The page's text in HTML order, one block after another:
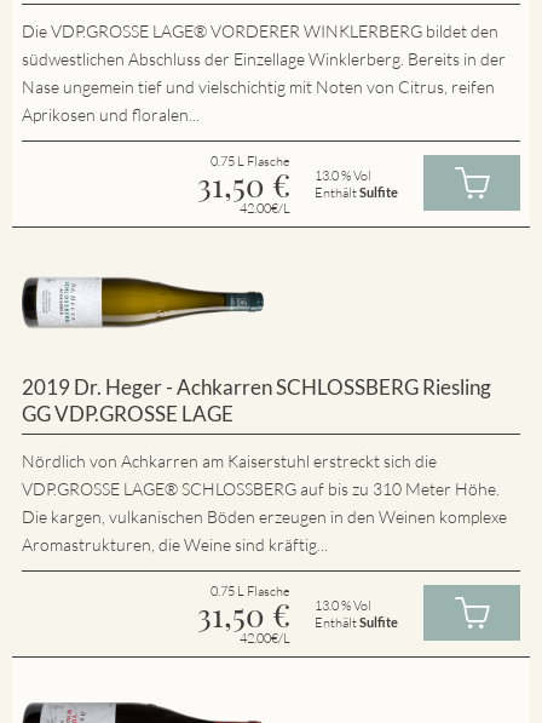
Die VDP.GROSSE LAGE® VORDERER WINKLERBERG bildet den
südwestlichen Abschluss der Einzellage Winklerberg. Bereits in der
Nase ungemein tief und vielschichtig mit Noten von Citrus, reifen
Aprikosen und floralen...
0.75 L Flasche
31,50 €
42.00€/L
13.0 % Vol
EnthältSulfite
2019 Dr. Heger - Achkarren SCHLOSSBERG Riesling
GG VDP.GROSSE LAGE
Nördlich von Achkarren am Kaiserstuhl erstreckt sich die
VDP.GROSSE LAGE® SCHLOSSBERG auf bis zu 310 Meter Höhe.
Die kargen, vulkanischen Böden erzeugen in den Weinen komplexe
Aromastrukturen, die Weine sind kräftig...
0.75 L Flasche
31,50 €
42.00€/L
13.0 % Vol
EnthältSulfite